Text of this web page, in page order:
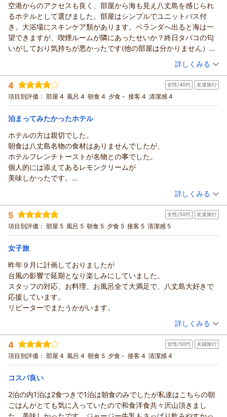
リードパークリゾート八丈島からの返信
この度は当ホテルをご利用頂き誠にありがとうございます。
レストランで提供している朝食バイキングは新鮮な乳製品を中
心として、島の地のものも多彩に取り入れたメニューでござい
ます。テイクアウト的な食事としては念頭になく、また衛生管
理の観点からも前日のご提供は行っておりません。悪しからず
ご了承頂きたいと存じます。
（返信日：2026/04/13）
空港からのアクセスも良く、部屋から海も見え八丈島を感じられ
るホテルとして選びました。部屋はシンプルでユニットバス付
き。大浴場にスキンケア類があります。ベランダへ出ると海は一
望できますが、喫煙ルームが隣にあったせいか？終日タバコの匂
いがしており気持ちが悪かったです(他の部屋は分かりません）夕
食は会席料理で刺身は美味しかったですが焼き魚はサイズも小さ
く作り置いた感じでやや冷めていました。お肉もサイズは大きい
けど牛肉1枚しかなく物足りなかったです。朝食のフレンチトース
トやレモンのジャムなどホテルオリジナルの物は美味しかったで
す。建物は全体的に古い感じですが落ち着いていてゆっくり過ご
（投稿日：2026/03/17）
宿泊時期： 2026年03月宿泊 (家族旅行)
投稿者： あいちゃんさん
宿泊プラン： ～八丈島の旬の食材満載♪～料理長おまかせの創作和会席が楽
しめる！宿泊プラン【２食付】
トリプル 朝・夕
宿泊価格帯： 15,001～16,000円(大人一人あたり/税込)
リードパークリゾート八丈島からの返信
この度は当ホテルをご利用頂き誠にありがとうございます。
ベランダにてタバコ臭がしたとのこと、大変申し訳ありませ
ん。換気扇がついており24時間稼働しているためご迷惑をお掛
けしたかと存じます。
ご夕食の会席料理では厳しいご意見を頂戴し、ありがとうござ
います。スタッフ間で共有し改善を図りたいと存じます。お部
屋での滞在はごゆっくりお過ごし頂けたとのお声を賜り、嬉し
く思います。
またのご来島を心よりお待ち申し上げております。
詳しくみる
4 女性/40代 友達旅行
項目別評価： 部屋 4 風呂 4 朝食 4 夕食 - 接客 4 清潔感 4
泊まってみたかったホテル
ホテルの方は親切でした。
朝食は八丈島名物の食材はありませんでしたが、
ホテルフレンチトーストが名物との事でした。
個人的には添えてあるレモンクリームが
美味しかったです。
納得出来る価格で泊まれましたが、
通常価格だと割高だと思います。
もし八丈島へ行く機会があり、
泊まりたいです。
ゆっくりしたい方には良いと思いますが
街中に行きたい人は移動はタクシーかレンタカーになります。
シャトルバスは街中は朝しかありませんでした。
（投稿日：2026/03/14）
宿泊時期： 2026年01月宿泊 (友達旅行)
投稿者： 薫さん(女性/40代)
宿泊プラン： ～朝の海を眺めながら♪八丈ジャージー牛乳と絶品フレンチト
ーストが味わえる！～宿泊プラン【朝食付】
ツイン 朝のみ
宿泊価格帯：
リードパークリゾート八丈島からの返信
この度は当ホテルをご利用頂き誠にありがとうございます。
朝食バイキングではジャージー種の乳製品や平飼い鶏から採れ
る新鮮な卵などが特にご好評を頂いております。また、レモン
カードやレモンジャムもヨーグルトやトーストとベストマッチ
料金面では割高と感じさせてしまい申し訳ありません。またク
ーポン等ありましたら是非お待ち申し上げております。なお、
現在八丈島と青ヶ島のみですが「復幸旅！八丈島キャンペー
ン」が行われております。よろしければご参照ください。
またのご来島を心よりお待ち申し上げております。
詳しくみる
5 女性/50代 友達旅行
項目別評価： 部屋 5 風呂 5 朝食 5 夕食 5 接客 5 清潔感 5
女子旅
昨年９月に計画しておりましたが
台風の影響で延期となり楽しみにしていました。
スタッフの対応、お料理、お風呂全て大満足で、八丈島大好きで
応援しています。
リピーターでまたうかがいます。
（投稿日：2026/03/08）
宿泊時期： 2026年01月宿泊 (友達旅行)
投稿者： バタミさん
宿泊プラン： ～八丈島の旬の食材満載♪～料理長おまかせの創作和会席が楽
しめる！宿泊プラン【２食付】
トリプル 朝・夕
宿泊価格帯：
リードパークリゾート八丈島からの返信
この度は当ホテルをご利用頂き誠にありがとうございます。
詳しくみる
4 女性/50代 夫婦旅行
項目別評価： 部屋 4 風呂 4 朝食 5 夕食 - 接客 4 清潔感 4
コスパ良い
2泊の内1泊は2食つきで1泊は朝食のみでしたが私達はこちらの朝
ごはんがとても気に入っていたので和食洋食共々沢山頂きまし